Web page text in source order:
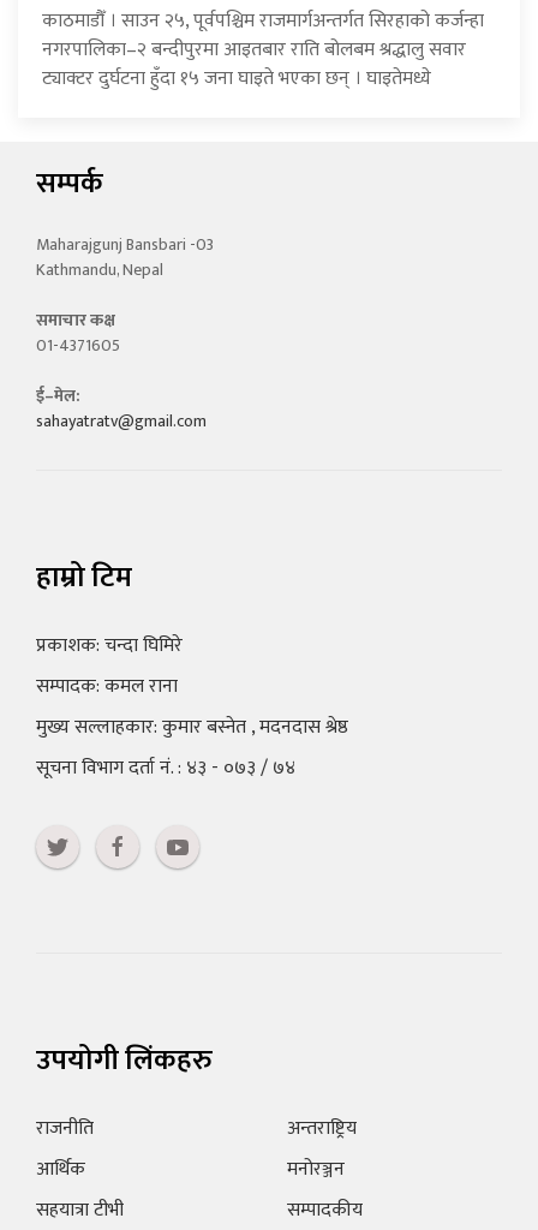
काठमाडौँ । साउन २५, पूर्वपश्चिम राजमार्गअन्तर्गत सिरहाको कर्जन्हा
नगरपालिका–२ बन्दीपुरमा आइतबार राति बोलबम श्रद्धालु सवार
ट्याक्टर दुर्घटना हुँदा १५ जना घाइते भएका छन् । घाइतेमध्ये
सम्पर्क
Maharajgunj Bansbari -03
Kathmandu, Nepal
समाचार कक्ष
01-4371605
ई–मेल:
sahayatratv@gmail.com
हाम्रो टिम
प्रकाशक: चन्दा घिमिरे
सम्पादक: कमल राना
मुख्य सल्लाहकार: कुमार बस्नेत , मदनदास श्रेष्ठ
सूचना विभाग दर्ता नं. : ४३ - ०७३ / ७४
उपयोगी लिंकहरु
राजनीति
आर्थिक
सहयात्रा टीभी
अन्तराष्ट्रिय
मनोरञ्जन
सम्पादकीय